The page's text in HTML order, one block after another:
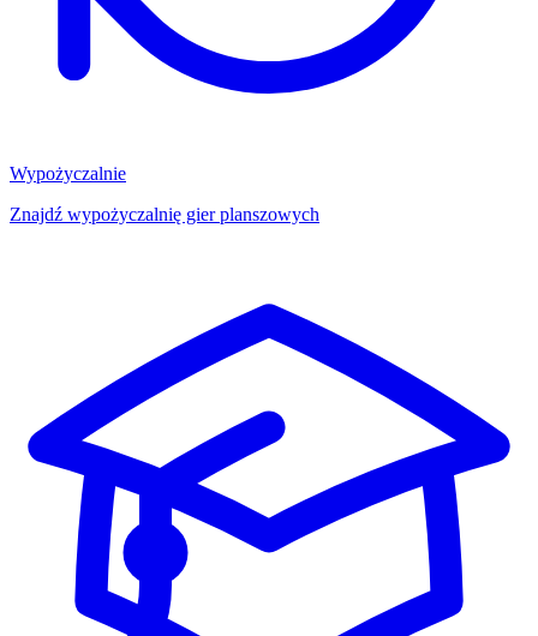
Wypożyczalnie
Znajdź wypożyczalnię gier planszowych